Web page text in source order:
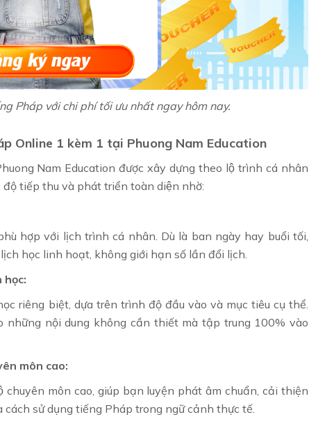
Pháp với chi phí tối ưu nhất ngay hôm nay.
Online 1 kèm 1 tại Phuong Nam Education
Nam Education được xây dựng theo lộ trình cá nhân
tiếp thu và phát triển toàn diện nhờ:
hợp với lịch trình cá nhân. Dù là ban ngày hay buổi tối,
học linh hoạt, không giới hạn số lần đổi lịch.
học:
riêng biệt, dựa trên trình độ đầu vào và mục tiêu cụ thể.
nội dung không cần thiết mà tập trung 100% vào
môn cao:
môn cao, giúp bạn luyện phát âm chuẩn, cải thiện
sử dụng tiếng Pháp trong ngữ cảnh thực tế.